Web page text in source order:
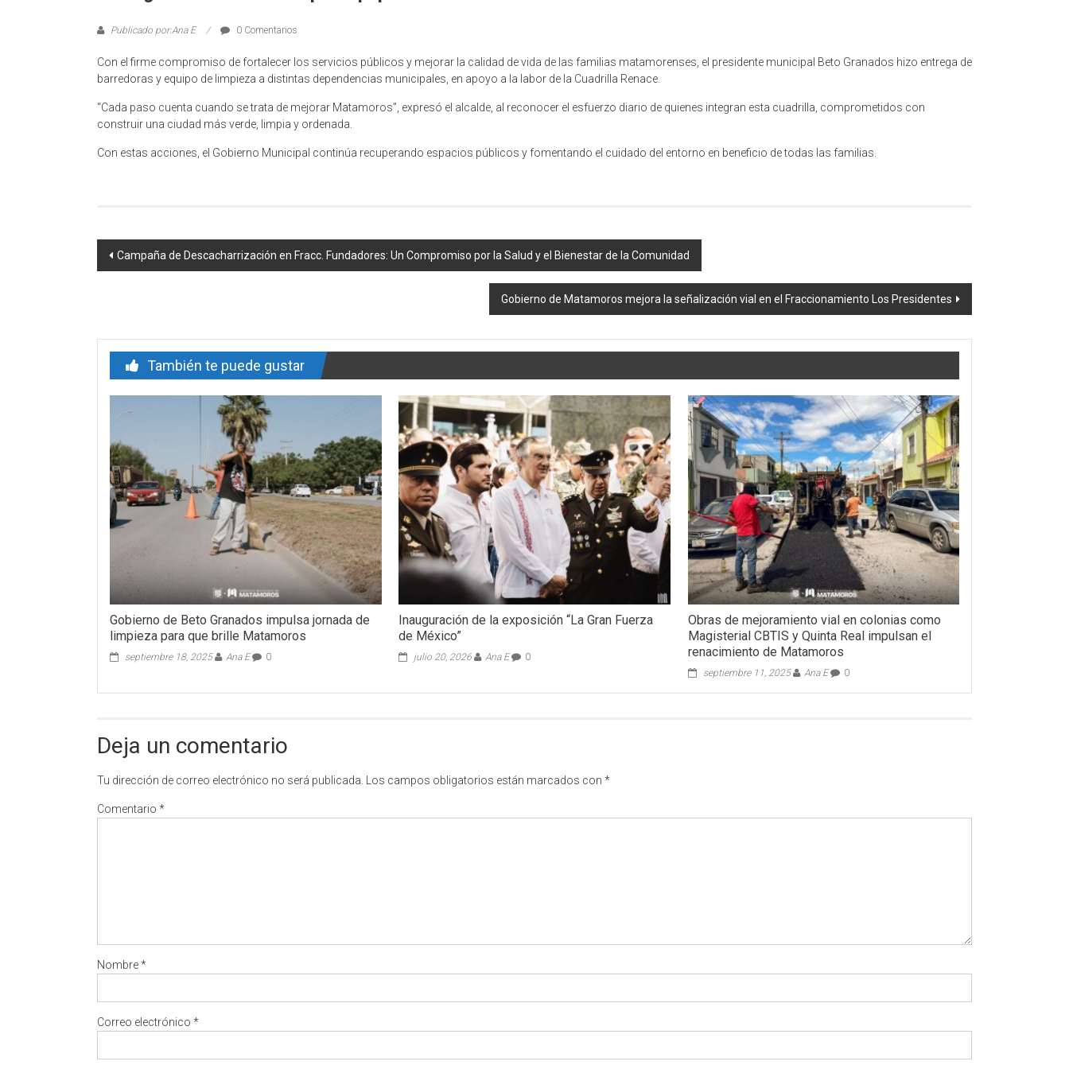
Publicado por:Ana E 0 Comentarios
Con el firme compromiso de fortalecer los servicios públicos y mejorar la calidad de vida de las familias matamorenses, el presidente municipal Beto Granados hizo entrega de
barredoras y equipo de limpieza a distintas dependencias municipales, en apoyo a la labor de la Cuadrilla Renace.
“Cada paso cuenta cuando se trata de mejorar Matamoros”, expresó el alcalde, al reconocer el esfuerzo diario de quienes integran esta cuadrilla, comprometidos con
construir una ciudad más verde, limpia y ordenada.
Con estas acciones, el Gobierno Municipal continúa recuperando espacios públicos y fomentando el cuidado del entorno en beneficio de todas las familias.
Navegación
Campaña de Descacharrización en Fracc. Fundadores: Un Compromiso por la Salud y el Bienestar de la Comunidad
Gobierno de Matamoros mejora la señalización vial en el Fraccionamiento Los Presidentes
También te puede gustar
Gobierno de Beto Granados impulsa jornada de
limpieza para que brille Matamoros
septiembre 18, 2025 Ana E 0
Inauguración de la exposición “La Gran Fuerza
de México”
julio 20, 2026 Ana E 0
Obras de mejoramiento vial en colonias como
Magisterial CBTIS y Quinta Real impulsan el
renacimiento de Matamoros
septiembre 11, 2025 Ana E 0
Deja un comentario
Tu dirección de correo electrónico no será publicada. Los campos obligatorios están marcados con *
Comentario *
Nombre*
Correo electrónico *